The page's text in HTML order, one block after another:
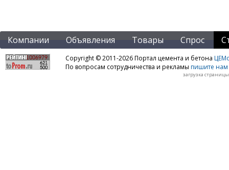
Компании Объявления Товары Спрос
Copyright © 2011-2026 Портал цемента и бетона
По вопросам сотрудничества и рекламы пишите нам
загрузка